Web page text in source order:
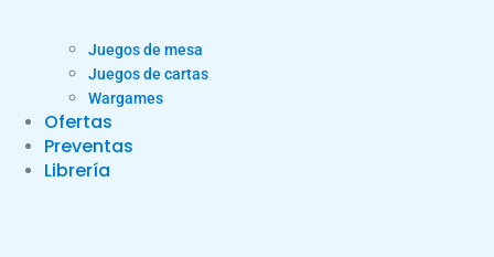
Juegos de mesa
Juegos de cartas
Wargames
Ofertas
Preventas
Librería